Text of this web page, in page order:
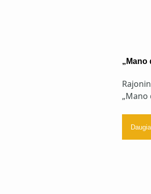
„Mano
„Mano